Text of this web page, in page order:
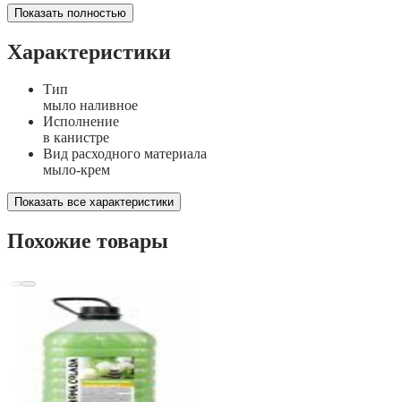
Показать полностью
Характеристики
Тип
мыло наливное
Исполнение
в канистре
Вид расходного материала
мыло-крем
Показать все характеристики
Похожие товары